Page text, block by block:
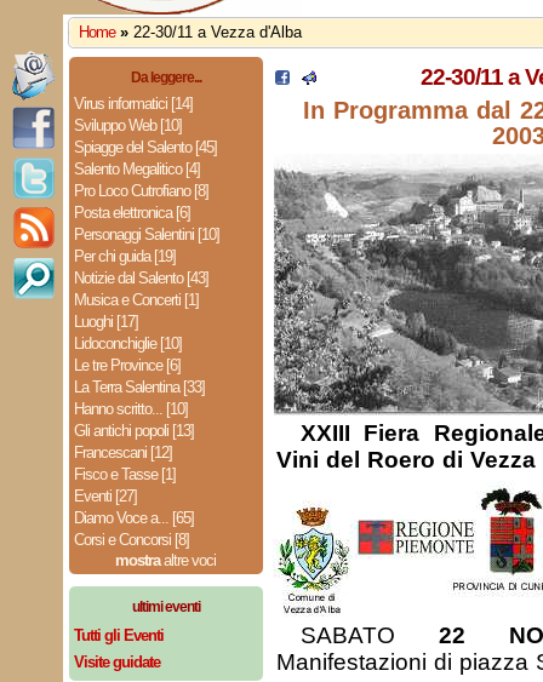
Home » 22-30/11 a Vezza d'Alba
Da leggere...
Virus informatici [14]
Sviluppo Web [10]
Spiagge del Salento [45]
Salento Megalitico [4]
Pro Loco Cutrofiano [8]
Posta elettronica [6]
Personaggi Salentini [10]
Per chi guida [19]
Notizie dal Salento [43]
Musica e Concerti [1]
Luoghi [17]
Lidoconchiglie [10]
Le tre Province [6]
La Terra Salentina [33]
Hanno scritto... [10]
Gli antichi popoli [13]
Francescani [12]
Fisco e Tasse [1]
Eventi [27]
Diamo Voce a... [65]
Corsi e Concorsi [8]
mostraaltre voci
ultimi eventi
Tutti gli Eventi
Visite guidate
22-30/11 a
In Programma dal
XXIII Fiera
Vini del Roero di
SABATO 22
Manifestazioni di piazza